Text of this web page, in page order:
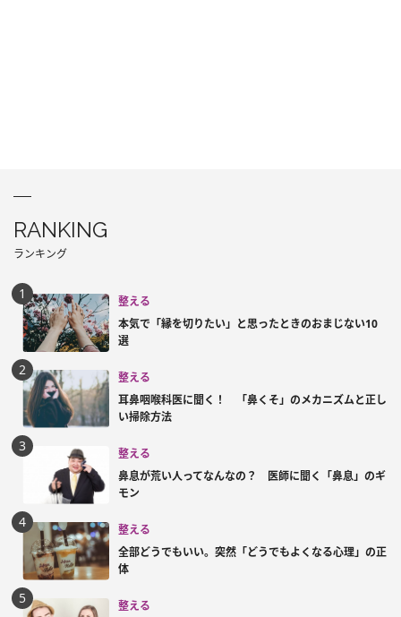
RANKING
ランキング
整える
本気で「縁を切りたい」と思ったときのおまじない10
選
整える
耳鼻咽喉科医に聞く！ 「鼻くそ」のメカニズムと正し
い掃除方法
整える
鼻息が荒い人ってなんなの？ 医師に聞く「鼻息」のギ
モン
整える
全部どうでもいい。突然「どうでもよくなる心理」の正
体
整える